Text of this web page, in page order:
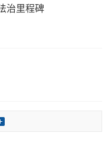
治里程碑